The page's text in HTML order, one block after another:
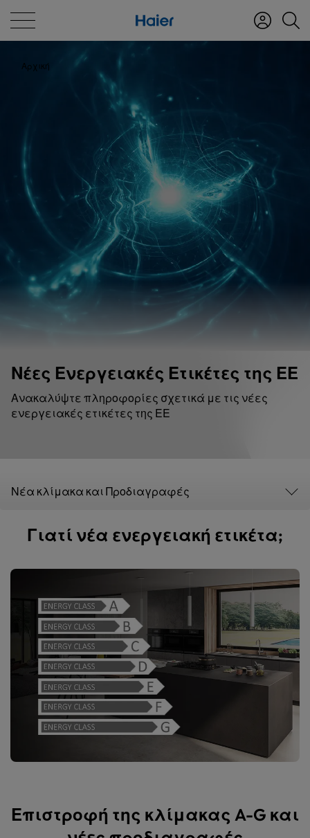
Αρχική
Νέες Ενεργειακές Ετικέτες της ΕΕ
Ανακαλύψτε πληροφορίες σχετικά με τις νέες
ενεργειακές ετικέτες της ΕΕ
Νέα κλίμακα και Προδιαγραφές
Γιατί νέα ενεργειακή ετικέτα;
Επιστροφή της κλίμακας A-G και